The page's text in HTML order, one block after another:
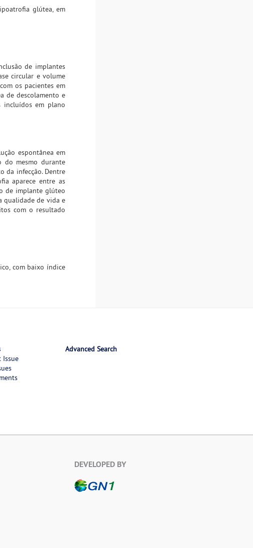
glútea, em
de implantes
circular e volume
os pacientes em
de descolamento e
em plano
espontânea em
do mesmo durante
da infecção. Dentre
aparece entre as
de implante glúteo
qualidade de vida e
com o resultado
com baixo índice
Issue
Advanced Search
DEVELOPED BY